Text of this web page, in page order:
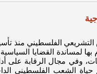
بها لمساندة القضايا
وفي مجال الرقابة على
حياة الشعب الفلسطيني